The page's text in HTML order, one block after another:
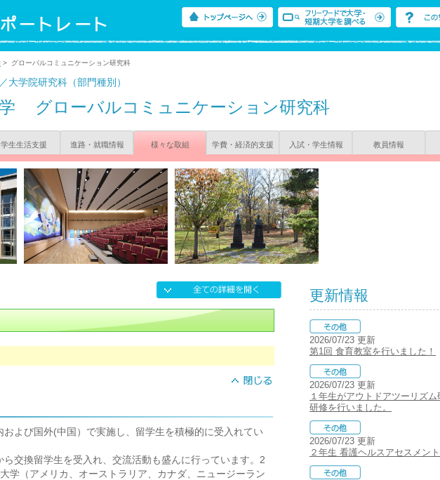
> グローバルコミュニケーション研究科
大学院研究科（部門種別）
グローバルコミュニケーション研究科
学生生活支援 進路・就職情報 様々な取組 学費・経済的支援 入試・学生情報 教員情報
よび国外(中国）で実施し、留学生を積極的に受入れてい
ら交換留学生を受入れ、交流活動も盛んに行っています。2
学（アメリカ、オーストラリア、カナダ、ニュージーラン
更新情報
2026/07/23 更新
第1回 食育教室を行いました！
2026/07/23 更新
１年生がアウトドアツーリズ
研修を行いました。
2026/07/23 更新
２年生 看護ヘルスアセスメン